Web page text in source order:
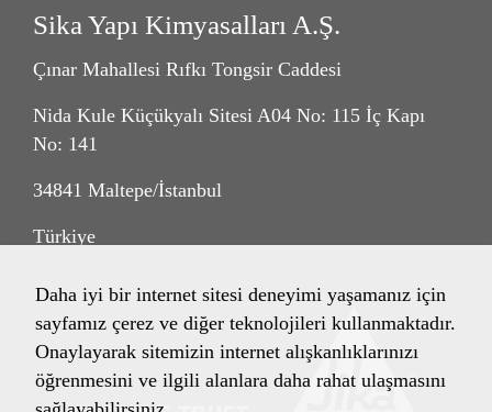
Sika Yapı Kimyasalları A.Ş.
Çınar Mahallesi Rıfkı Tongsir Caddesi
Nida Kule Küçükyalı Sitesi A04 No: 115 İç Kapı
No: 141
34841 Maltepe/İstanbul
Türkiye
Daha iyi bir internet sitesi deneyimi yaşamanız için
sayfamız çerez ve diğer teknolojileri kullanmaktadır.
Onaylayarak sitemizin internet alışkanlıklarınızı
öğrenmesini ve ilgili alanlara daha rahat ulaşmasını